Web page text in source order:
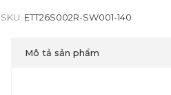
SKU: ETT26S002R-SW001-140
Mô tả sản phẩm